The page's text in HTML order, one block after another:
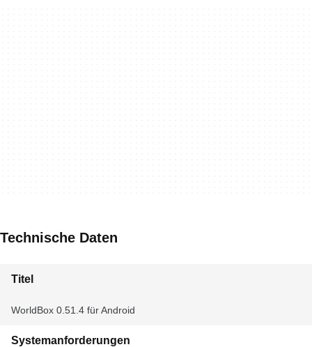
Technische Daten
Titel
WorldBox 0.51.4 für Android
Systemanforderungen